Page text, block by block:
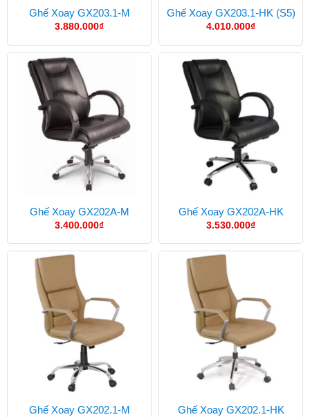
Ghế Xoay GX203.1-M
3.880.000₫
Ghế Xoay GX203.1-HK (S5)
4.010.000₫
Ghế Xoay GX202A-M
3.400.000₫
Ghế Xoay GX202A-HK
3.530.000₫
Ghế Xoay GX202.1-M Ghế Xoay GX202.1-HK